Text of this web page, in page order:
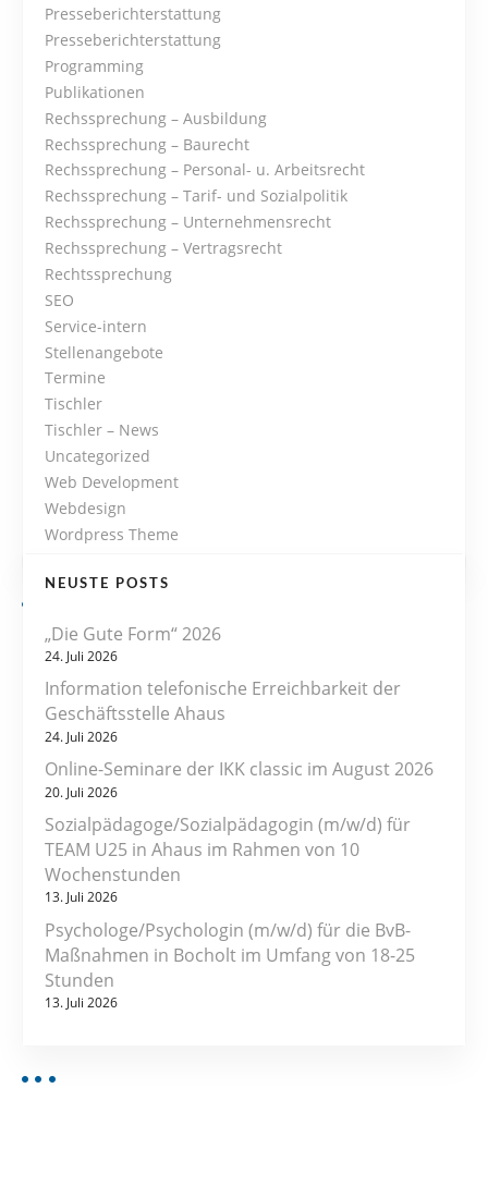
Presseberichterstattung
Presseberichterstattung
Programming
Publikationen
Rechssprechung – Ausbildung
Rechssprechung – Baurecht
Rechssprechung – Personal- u. Arbeitsrecht
Rechssprechung – Tarif- und Sozialpolitik
Rechssprechung – Unternehmensrecht
Rechssprechung – Vertragsrecht
Rechtssprechung
SEO
Service-intern
Stellenangebote
Termine
Tischler
Tischler – News
Uncategorized
Web Development
Webdesign
Wordpress Theme
NEUSTE POSTS
„Die Gute Form“ 2026
24. Juli 2026
Information telefonische Erreichbarkeit der
Geschäftsstelle Ahaus
24. Juli 2026
Online-Seminare der IKK classic im August 2026
20. Juli 2026
Sozialpädagoge/Sozialpädagogin (m/w/d) für
TEAM U25 in Ahaus im Rahmen von 10
Wochenstunden
13. Juli 2026
Psychologe/Psychologin (m/w/d) für die BvB-
Maßnahmen in Bocholt im Umfang von 18-25
Stunden
13. Juli 2026